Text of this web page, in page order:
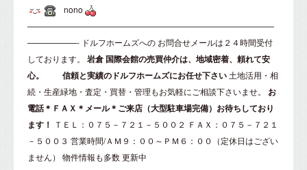
nono
——————————————————————————————
——————- ドルフホームズへの お問合せメールは２４時間受付
しております。 岩倉 国際会館の売買仲介は、地域密着、頼れて安
心。
信頼と実績のドルフホームズにお任せ下さい 土地活用・相
続・生産緑地・査定・買替・管理もお気軽にご相談下さいませ。 お
電話＊ＦＡＸ＊メール＊ご来店（大型駐車場完備）お待ちしており
ます！
ＴＥＬ：０７５－７２１－５００２ ＦＡＸ：０７５－７２１
－５００３ 営業時間/ＡＭ９：００～ＰＭ６：００（定休日はござい
ません） 物件情報も多数 更新中